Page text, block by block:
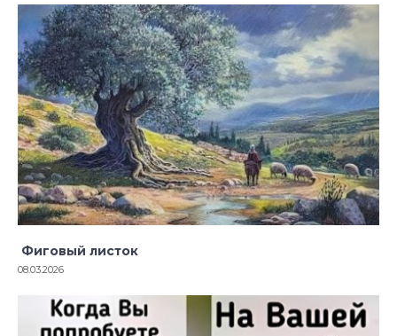
Фиговый листок
08.03.2026